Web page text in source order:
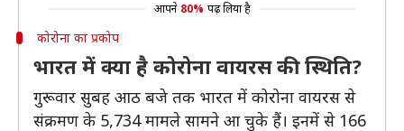
आपने 80% पढ़ लिया है
कोरोना का प्रकोप
भारत में क्या है कोरोना वायरस की स्थिति?
गुरूवार सुबह आठ बजे तक भारत में कोरोना वायरस से
संक्रमण के 5,734 मामले सामने आ चुके हैं। इनमें से 166